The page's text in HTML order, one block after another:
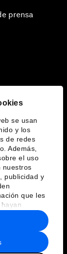
se usan
y los
de redes
Además,
el uso
nuestros
publicidad y
que les
haya
prensa
uso